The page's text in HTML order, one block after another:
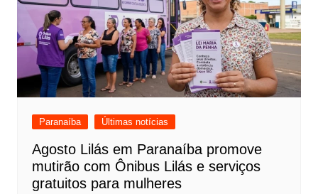
Paranaíba Últimas notícias
Agosto Lilás em Paranaíba promove
mutirão com Ônibus Lilás e serviços
gratuitos para mulheres